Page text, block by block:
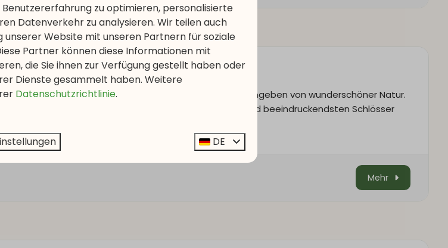
ein malerisches Städtchen im Nordosten Luxemburgs, umgeben von wunderschöner Natur.
, eines der größten und beeindruckendsten Schlösser
Mehr
zu optimieren, personalisierte
Datenverkehr zu analysieren. Wir teilen auch
Website mit unseren Partnern für soziale
Partner können diese Informationen mit
die Sie ihnen zur Verfügung gestellt haben oder
Dienste gesammelt haben. Weitere
Datenschutzrichtlinie.
DE